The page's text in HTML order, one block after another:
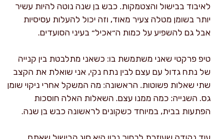
לאיבוד בבישול והצטמקות. כבש בן שנה נוטה להיות עשיר
יותר בשומן מטלה צעיר מאוד, וזה יכול להעלות עסיסיות
אבל גם להשפיע על כמות ה״אכיל״ בעיני הסועדים.
טיפ פרקטי שאני משתמשת בו: כשאני מתלבטת בין קנייה
של נתח גדול עם עצם לבין נתח נקי, אני שואלת את הקצב
שתי שאלות פשוטות. הראשונה: מה המשקל אחרי ניקוי שומן
גס. השנייה: כמה ממנו עצם. השאלות האלה חוסכות
הפתעות בבית, במיוחד כשקונים לראשונה כבש בן שנה.